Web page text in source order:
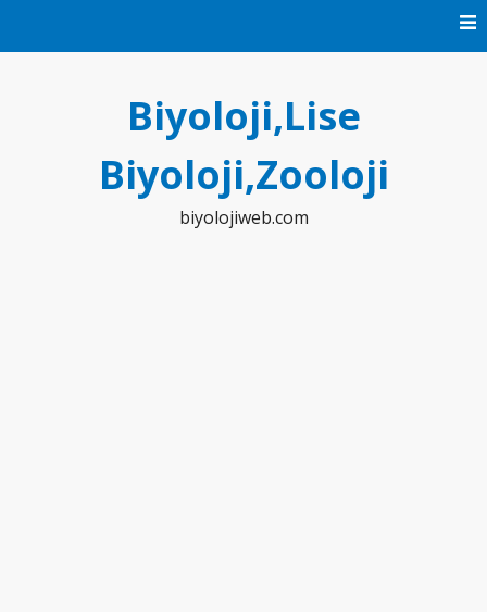
Biyoloji,Lise
Biyoloji,Zooloji
biyolojiweb.com